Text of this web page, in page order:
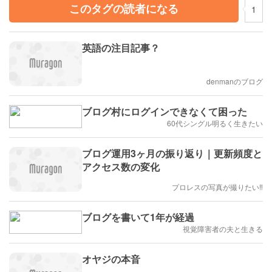
このタグの読者になる
1
英語の注目記事？
denmanのブログ
ブログ村にログインできなくて困った
60代シングル明るく生きたい
ブログ運用3ヶ月の振り返り｜更新頻度と
アクセス数の変化
プロレスの写真が撮りたい‼️
ブログを書いて1年が経過
視覚障害者の夫と生きる
オヤジの本音